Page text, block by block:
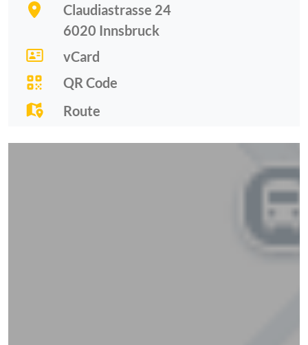
Claudiastrasse 24
6020 Innsbruck
vCard
QR Code
Route